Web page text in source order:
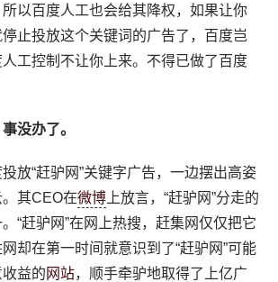
以百度人工也会给其降权，如果让你
止投放这个关键词的广告了，百度岂
工控制不让你上来。不得已做了百度
没办了。
放“赶驴网”关键字广告，一边摆出高姿
其CEO在微博 上放言，“赶驴网”分走的
“赶驴网”在网上热搜，赶集网仅仅把它
却在第一时间就意识到了“赶驴网”可能
益的 网站，顺手牵驴地取得了上亿广